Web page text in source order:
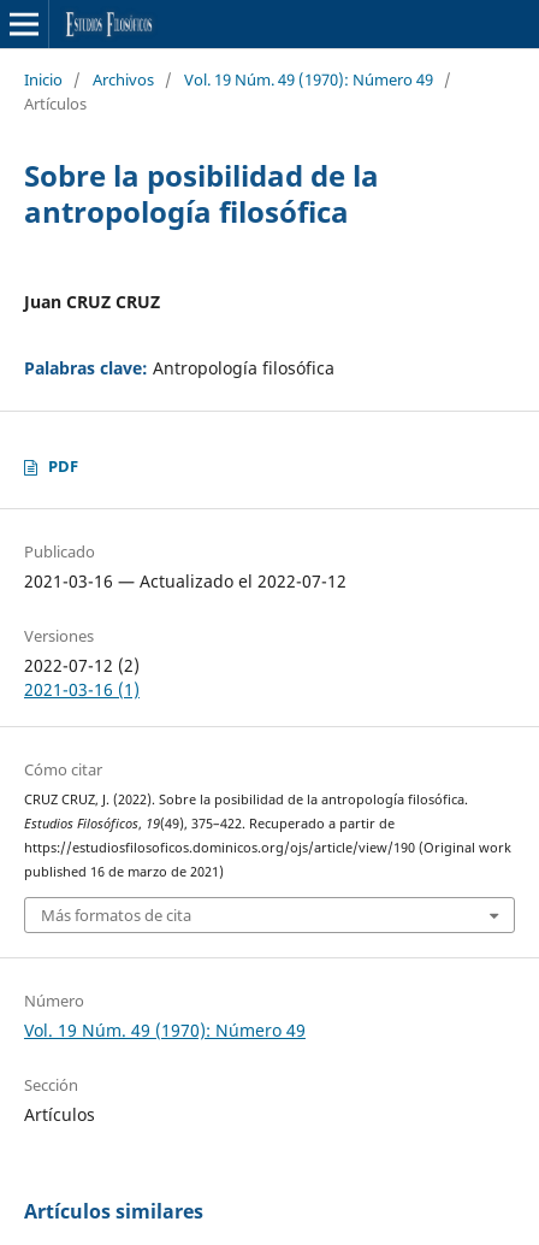
Inicio / Archivos / Vol. 19 Núm. 49 (1970): Número 49 /
Artículos
Sobre la posibilidad de la
antropología filosófica
Juan CRUZ CRUZ
Palabras clave: Antropología filosófica
PDF
Publicado
2021-03-16 — Actualizado el 2022-07-12
Versiones
2022-07-12 (2)
2021-03-16 (1)
Cómo citar
CRUZ CRUZ, J. (2022). Sobre la posibilidad de la antropología filosófica.
Estudios Filosóficos, 19(49), 375–422. Recuperado a partir de
https://estudiosfilosoficos.dominicos.org/ojs/article/view/190 (Original work
published 16 de marzo de 2021)
Más formatos de cita
Número
Vol. 19 Núm. 49 (1970): Número 49
Sección
Artículos
Artículos similares